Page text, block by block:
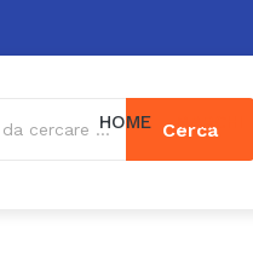
Cerca
HOME MARCHI